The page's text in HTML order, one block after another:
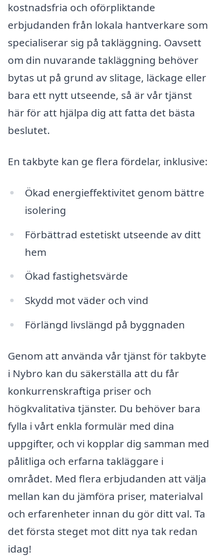
kostnadsfria och oförpliktande
erbjudanden från lokala hantverkare som
specialiserar sig på takläggning. Oavsett
om din nuvarande takläggning behöver
bytas ut på grund av slitage, läckage eller
bara ett nytt utseende, så är vår tjänst
här för att hjälpa dig att fatta det bästa
beslutet.
En takbyte kan ge flera fördelar, inklusive:
Ökad energieffektivitet genom bättre
isolering
Förbättrad estetiskt utseende av ditt
hem
Ökad fastighetsvärde
Skydd mot väder och vind
Förlängd livslängd på byggnaden
Genom att använda vår tjänst för takbyte
i Nybro kan du säkerställa att du får
konkurrenskraftiga priser och
högkvalitativa tjänster. Du behöver bara
fylla i vårt enkla formulär med dina
uppgifter, och vi kopplar dig samman med
pålitliga och erfarna takläggare i
området. Med flera erbjudanden att välja
mellan kan du jämföra priser, materialval
och erfarenheter innan du gör ditt val. Ta
det första steget mot ditt nya tak redan
idag!